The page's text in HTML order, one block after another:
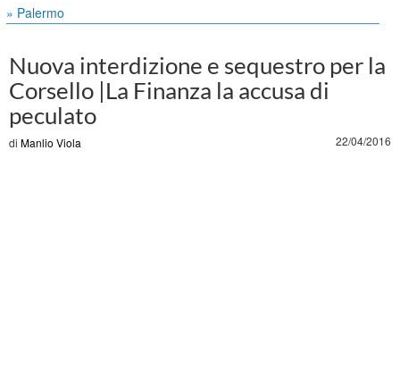
» Palermo
Nuova interdizione e sequestro per la
Corsello |La Finanza la accusa di
peculato
di Manlio Viola 22/04/2016